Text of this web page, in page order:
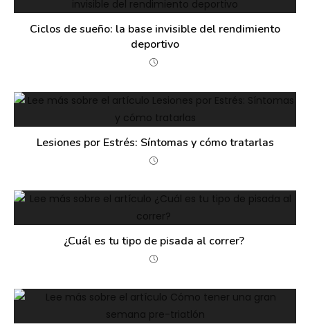
Ciclos de sueño: la base invisible del rendimiento
deportivo
Lesiones por Estrés: Síntomas y cómo tratarlas
¿Cuál es tu tipo de pisada al correr?